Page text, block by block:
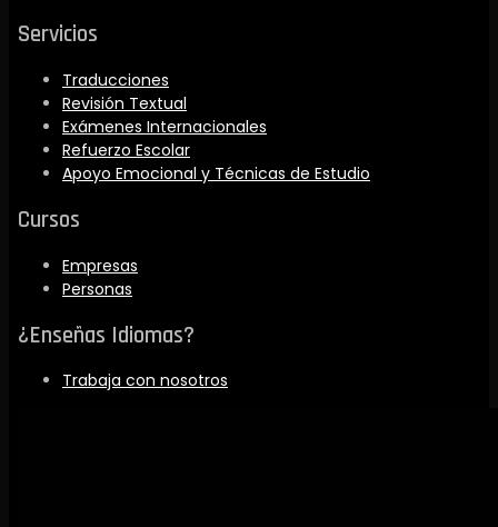
Servicios
Traducciones
Revisión Textual
Exámenes Internacionales
Refuerzo Escolar
Apoyo Emocional y Técnicas de Estudio
Cursos
Empresas
Personas
¿Enseñas Idiomas?
Trabaja con nosotros